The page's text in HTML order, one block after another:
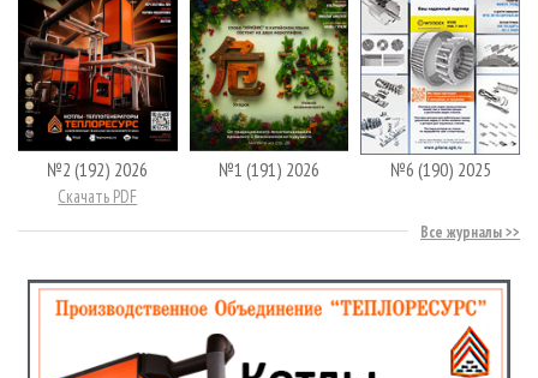
№2 (192) 2026
Скачать PDF
№1 (191) 2026 №6 (190) 2025
Все журналы